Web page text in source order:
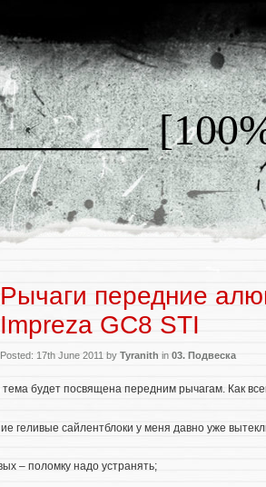
Рычаги передние
Impreza GC8 STI
Posted: 17th June 2011 by Tyranith in 03. Подвеска
будет посвящена передним рычагам. Как
геливые сайлентблоки у меня давно уже
– поломку надо устранять;